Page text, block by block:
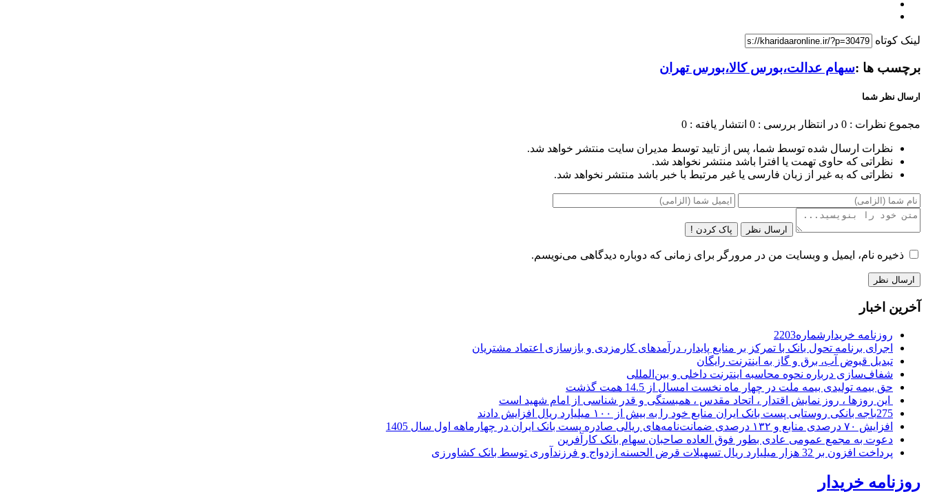
لینک کوتاه
برچسب ها :سهام عدالت،بورس کالا،بورس تهران
ارسال نظر شما
مجموع نظرات : 0 در انتظار بررسی : 0 انتشار یافته : 0
نظرات ارسال شده توسط شما، پس از تایید توسط مدیران سایت منتشر خواهد شد.
نظراتی که حاوی تهمت یا افترا باشد منتشر نخواهد شد.
نظراتی که به غیر از زبان فارسی یا غیر مرتبط با خبر باشد منتشر نخواهد شد.
ارسال نظر پاک کردن !
ذخیره نام، ایمیل و وبسایت من در مرورگر برای زمانی که دوباره دیدگاهی می‌نویسم.
آخرین اخبار
روزنامه خریدارشماره2203
اجرای برنامه تحول بانک با تمرکز بر منابع پایدار، درآمدهای کارمزدی و بازسازی اعتماد مشتریان
تبدیل قبوض آب، برق و گاز به اینترنت رایگان
شفاف‌سازی درباره نحوه محاسبه اینترنت داخلی و بین‌المللی
حق بیمه تولیدی بیمه ملت در چهار ماه نخست امسال از 14.5 همت گذشت
این روزها ، روز نمایش اقتدار ، اتحاد مقدس ، همبستگی و قدر شناسی از امام شهید است
275باجه بانکی روستایی پست بانک ایران منابع خود را به بیش از ۱۰۰ میلیارد ریال افزایش دادند
افزایش ۷۰ درصدی منابع و ۱۳۲ درصدی ضمانت‌نامه‌های ریالی صادره پست بانک ایران در چهارماهه اول سال 1405
دعوت به مجمع عمومی عادی بطور فوق العاده صاحبان سهام بانک کارآفرین
پرداخت افزون بر 32 هزار میلیارد ریال تسهیلات قرض الحسنه ازدواج و فرزندآوری توسط بانک کشاورزی
روزنامه خریدار